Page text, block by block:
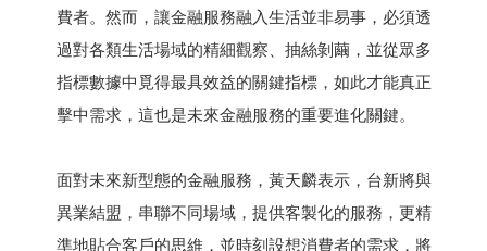
費者。然而，讓金融服務融入生活並非易事，必須透
過對各類生活場域的精細觀察、抽絲剝繭，並從眾多
指標數據中覓得最具效益的關鍵指標，如此才能真正
擊中需求，這也是未來金融服務的重要進化關鍵。
面對未來新型態的金融服務，黃天麟表示，台新將與
異業結盟，串聯不同場域，提供客製化的服務，更精
準地貼合客戶的思維，並時刻設想消費者的需求，將